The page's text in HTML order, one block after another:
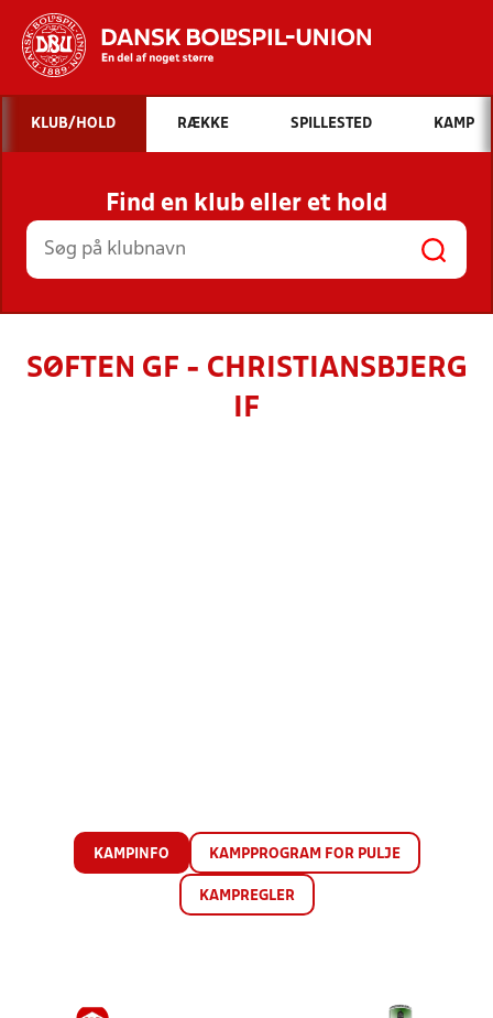
Hvad vil du søge efter?
INDHOLD OG NYHEDER
STILLINGER, RESULTATER, KLUBBER OG
HOLD
KLUB/HOLD RÆKKE SPILLESTED KAMP
Find en klub eller et hold
SØFTEN GF - CHRISTIANSBJERG
IF
KAMPINFO KAMPPROGRAM FOR PULJE
KAMPREGLER